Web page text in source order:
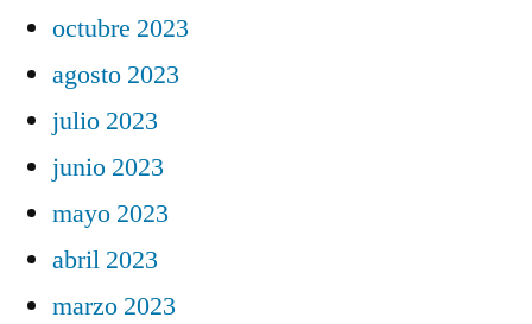
octubre 2023
agosto 2023
julio 2023
junio 2023
mayo 2023
abril 2023
marzo 2023